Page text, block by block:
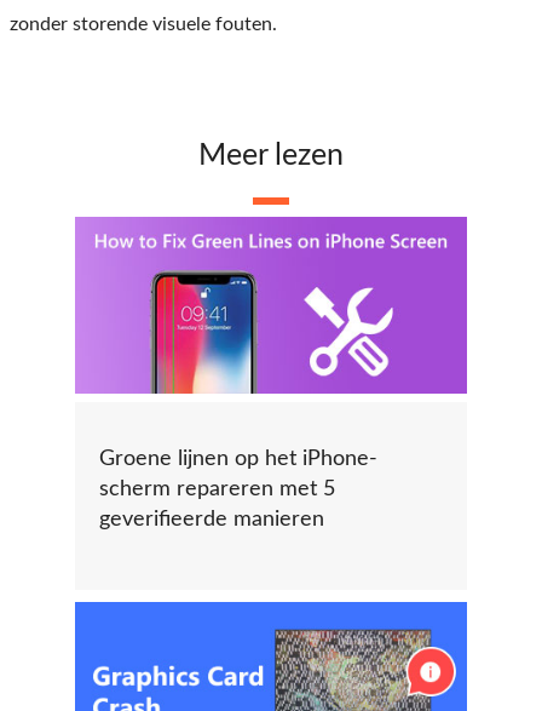
zonder storende visuele fouten.
Meer lezen
Groene lijnen op het iPhone-
scherm repareren met 5
geverifieerde manieren